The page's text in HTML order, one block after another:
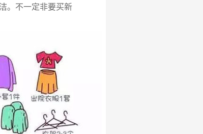
。不一定非要买新